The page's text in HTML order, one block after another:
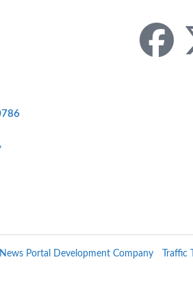
Portal Development Company Traffic